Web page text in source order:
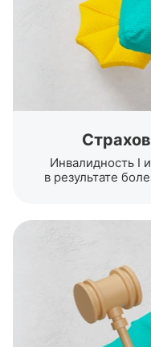
Инвалидность I
в результате